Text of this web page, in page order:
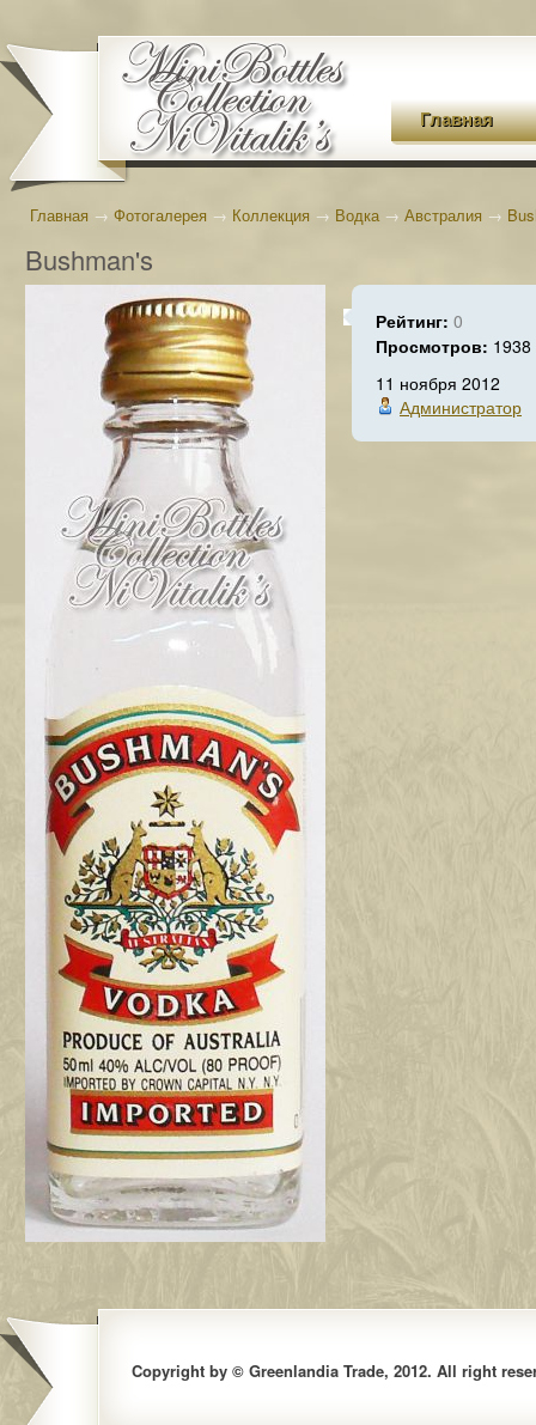
Главная
Главная → Фотогалерея → Коллекция → Водка→ Австралия →
Bushman's
Рейтинг: 0
Просмотров: 1938
11 ноября 2012
Администратор
Copyright by © Greenlandia Trade, 2012. All right